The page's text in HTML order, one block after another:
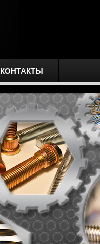
КОНТАКТЫ